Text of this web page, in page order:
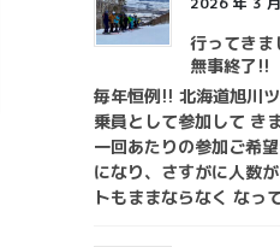
行ってき
無事終了!!
毎年恒例!! 北海道旭川
乗員として参加して き
一回あたりの参加ご希
になり、さすがに人数
トもままならなく な